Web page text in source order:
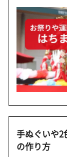
手ぬぐいや2
の作り方